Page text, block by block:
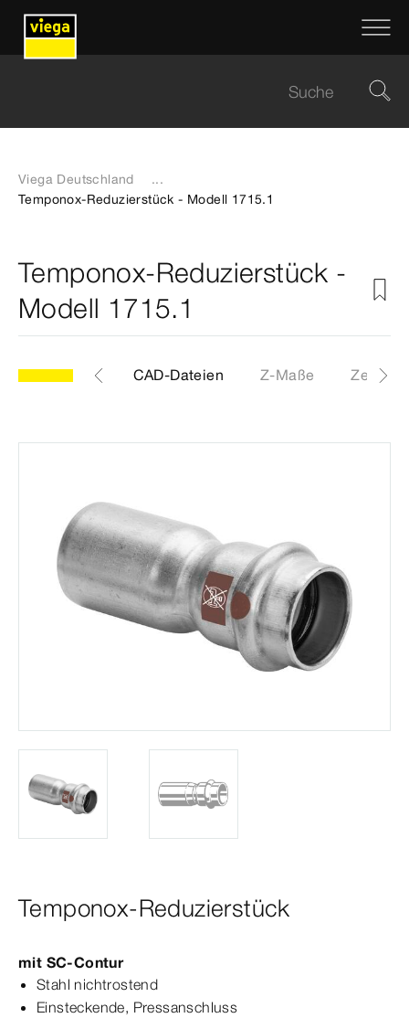
Viega Deutschland
...
Temponox-Reduzierstück - Modell 1715.1
Temponox-Reduzierstück -
Modell 1715.1
Etiketten CAD-Dateien Z-Maße
Temponox-Reduzierstück
mit SC‑Contur
Stahl nichtrostend
Einsteckende, Press­anschluss